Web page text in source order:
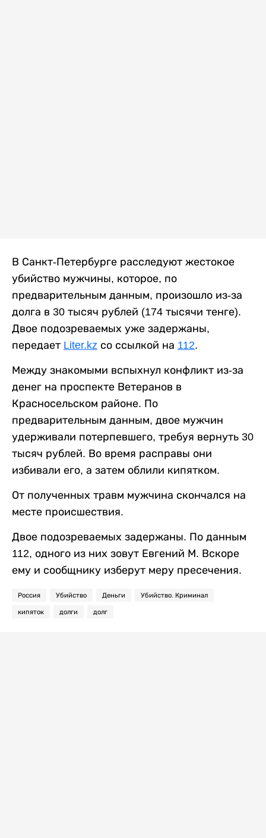
В Санкт-Петербурге расследуют жестокое
убийство мужчины, которое, по
предварительным данным, произошло из-за
долга в 30 тысяч рублей (174 тысячи тенге).
Двое подозреваемых уже задержаны,
передает Liter.kz со ссылкой на 112.
Между знакомыми вспыхнул конфликт из-за
денег на проспекте Ветеранов в
Красносельском районе. По
предварительным данным, двое мужчин
удерживали потерпевшего, требуя вернуть 30
тысяч рублей. Во время расправы они
избивали его, а затем облили кипятком.
От полученных травм мужчина скончался на
месте происшествия.
Двое подозреваемых задержаны. По данным
112, одного из них зовут Евгений М. Вскоре
ему и сообщнику изберут меру пресечения.
Россия Убийство Деньги Убийство. Криминал
кипяток долги долг